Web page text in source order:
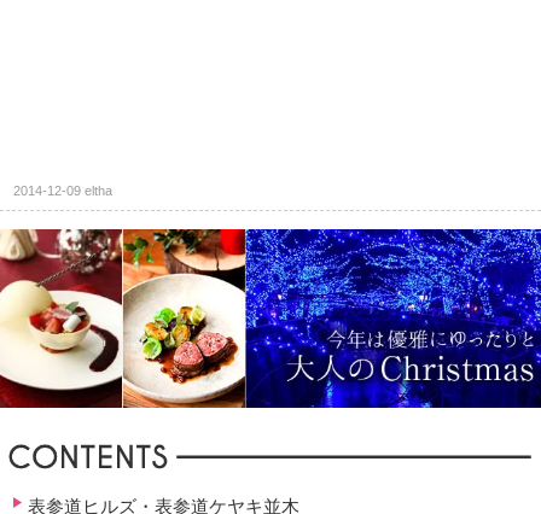
2014-12-09eltha
表参道ヒルズ・表参道ケヤキ並木